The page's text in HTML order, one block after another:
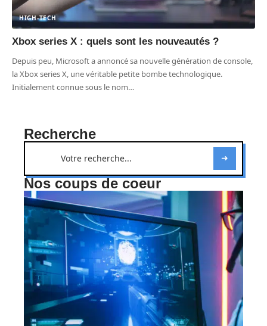
HIGH-TECH
Xbox series X : quels sont les nouveautés ?
Depuis peu, Microsoft a annoncé sa nouvelle génération de console,
la Xbox series X, une véritable petite bombe technologique.
Initialement connue sous le nom…
Recherche
Nos coups de coeur